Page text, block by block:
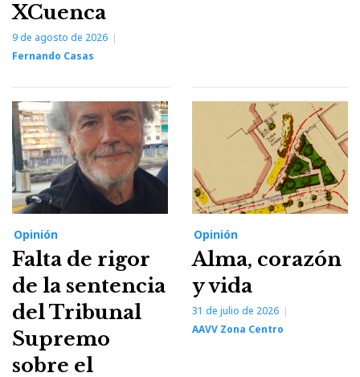
XCuenca
9 de agosto de 2026
Fernando Casas
Opinión
Falta de rigor
de la sentencia
del Tribunal
Supremo
sobre el
Opinión
Alma, corazón
y vida
31 de julio de 2026
AAVV Zona Centro